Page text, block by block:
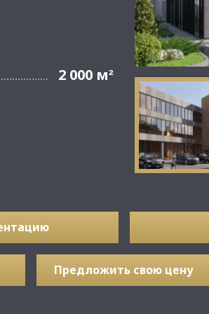
2 000 м²
Предложить свою цену